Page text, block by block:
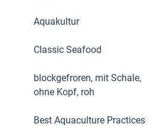
Aquakultur
Classic Seafood
blockgefroren, mit Schale,
ohne Kopf, roh
Best Aquaculture Practices